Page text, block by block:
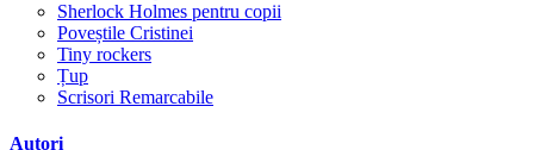
Sherlock Holmes pentru copii
Poveștile Cristinei
Tiny rockers
Țup
Scrisori Remarcabile
Autori